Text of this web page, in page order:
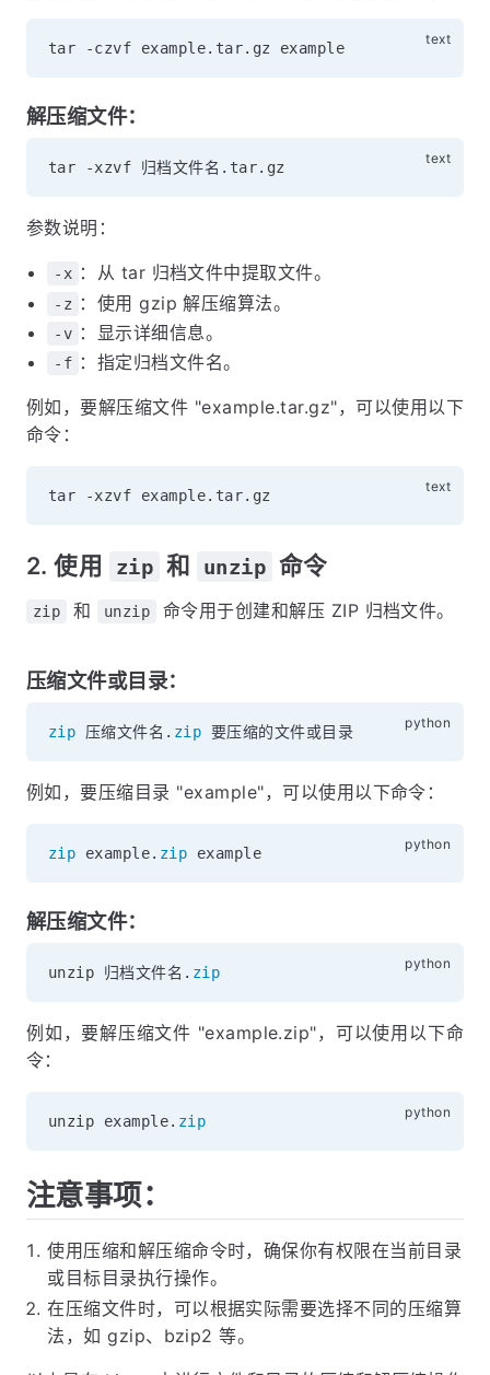
解压缩文件：
参数说明：
-x ：从 tar 归档文件中提取文件。
-z ：使用 gzip 解压缩算法。
-v ：显示详细信息。
-f ：指定归档文件名。
例如，要解压缩文件 "example.tar.gz"，可以使用以下
命令：
2. 使用 zip 和 unzip 命令
zip 和 unzip 命令用于创建和解压 ZIP 归档文件。
压缩文件或目录：
zip 压缩文件名 . zip
例如，要压缩目录 "example"，可以使用以下命令：
zip example. zip
解压缩文件：
unzip 归档文件名 . zip
例如，要解压缩文件 "example.zip"，可以使用以下命
令：
unzip example. zip
注意事项：
使用压缩和解压缩命令时，确保你有权限在当前目录
或目标目录执行操作。
在压缩文件时，可以根据实际需要选择不同的压缩算
法，如 gzip、bzip2 等。